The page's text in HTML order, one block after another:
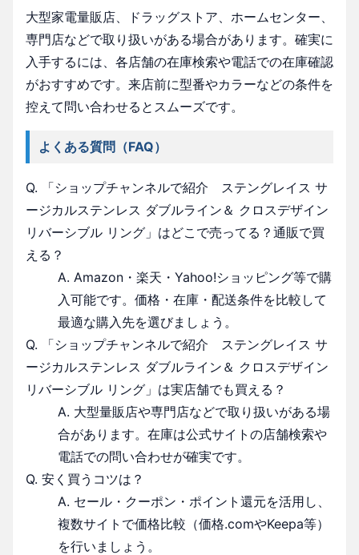
大型家電量販店、ドラッグストア、ホームセンター、
専門店などで取り扱いがある場合があります。確実に
入手するには、各店舗の在庫検索や電話での在庫確認
がおすすめです。来店前に型番やカラーなどの条件を
控えて問い合わせるとスムーズです。
よくある質問（FAQ）
Q. 「ショップチャンネルで紹介 ステングレイス サ
ージカルステンレス ダブルライン＆ クロスデザイン
リバーシブル リング」はどこで売ってる？通販で買
える？
A. Amazon・楽天・Yahoo!ショッピング等で購
入可能です。価格・在庫・配送条件を比較して
最適な購入先を選びましょう。
Q. 「ショップチャンネルで紹介 ステングレイス サ
ージカルステンレス ダブルライン＆ クロスデザイン
リバーシブル リング」は実店舗でも買える？
A. 大型量販店や専門店などで取り扱いがある場
合があります。在庫は公式サイトの店舗検索や
電話での問い合わせが確実です。
Q. 安く買うコツは？
A. セール・クーポン・ポイント還元を活用し、
複数サイトで価格比較（価格.comやKeepa等）
を行いましょう。